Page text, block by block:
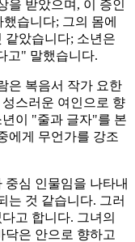
을 받았으며, 이 증인
습니다; 그의 몸에
같았습니다; 소년은
고" 말했습니다.
은 복음서 작가 요한
스러운 여인으로 향
이 "줄과 글자"를 본
에게 무언가를 강조
중심 인물임을 나타내
는 것 같습니다. 그러
고 합니다. 그녀의
닥은 안으로 향하고